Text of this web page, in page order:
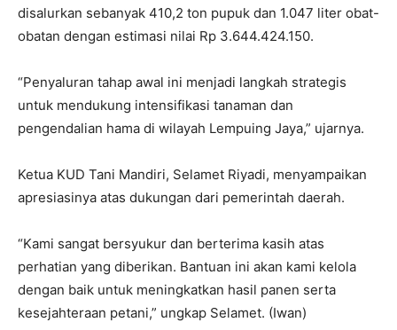
disalurkan sebanyak 410,2 ton pupuk dan 1.047 liter obat-
obatan dengan estimasi nilai Rp 3.644.424.150.
“Penyaluran tahap awal ini menjadi langkah strategis
untuk mendukung intensifikasi tanaman dan
pengendalian hama di wilayah Lempuing Jaya,” ujarnya.
Ketua KUD Tani Mandiri, Selamet Riyadi, menyampaikan
apresiasinya atas dukungan dari pemerintah daerah.
“Kami sangat bersyukur dan berterima kasih atas
perhatian yang diberikan. Bantuan ini akan kami kelola
dengan baik untuk meningkatkan hasil panen serta
kesejahteraan petani,” ungkap Selamet. (Iwan)